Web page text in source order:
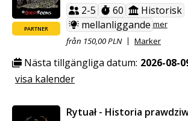
PARTNER
2-5 60
Historisk
mellanliggande mer
från 150,00 PLN
Marker
Nästa tillgängliga datum: 2026-08-
visa kalender
Rytuał - Historia